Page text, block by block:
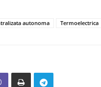
autonoma Termoelectrica